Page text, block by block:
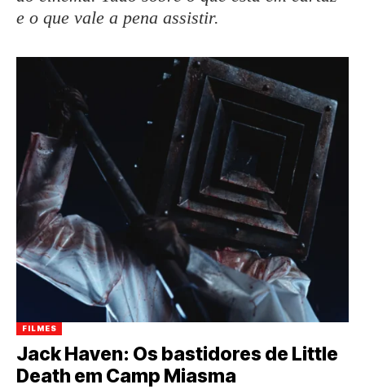
e o que vale a pena assistir.
FILMES
Jack Haven: Os bastidores de Little
Death em Camp Miasma